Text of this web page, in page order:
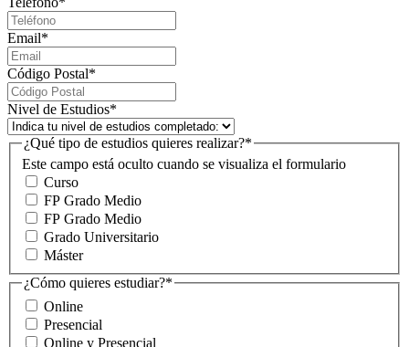
Email*
Código Postal*
Nivel de Estudios*
Este campo está oculto cuando se visualiza el formulario
¿Qué tipo de estudios quieres realizar?*
Curso
FP Grado Medio
FP Grado Medio
Grado Universitario
Máster
¿Cómo quieres estudiar?*
Online
Presencial
Online y Presencial